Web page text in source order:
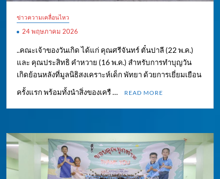
ข่าวความเคลื่อนไหว
24 พฤษภาคม 2026
..คณะเจ้าของวันเกิด ได้แก่ คุณศรีจันทร์ ตั๋นปาลี (22 พ.ค.)
และ คุณประสิทธิ คำหวาย (16 พ.ค.) สำหรับการทำบุญวัน
เกิดย้อนหลังที่มูลนิธิสงเคราะห์เด็ก พัทยา ด้วยการเยี่ยมเยือน
ครั้งแรก พร้อมทั้งนำสิ่งของเครื …
READ MORE